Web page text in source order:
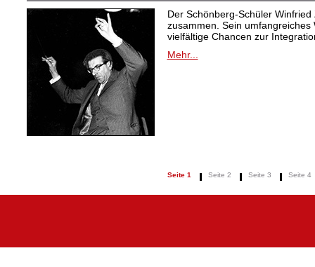
Der Schönberg-Schüler
zusammen. Sein
vielfältige Chancen zur
Mehr...
Seite 1 Seite 2 Seite 3 Seite 4